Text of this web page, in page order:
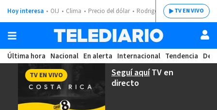
Hoy interesa OIJ Clima Precio del dólar Rodrigo ChavesTV EN VIVO
Última hora Nacional En alerta Internacional Tendencia
Seguí aquíTV en
directo
TV EN VIVO